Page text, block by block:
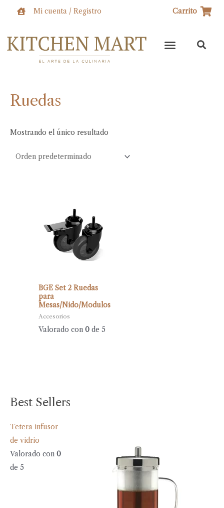
Mi cuenta / Registro Carrito
Ruedas
Mostrando el único resultado
BGE Set 2 Ruedas
para
Mesas/Nido/Modulos
Accesorios
Valorado con0 de 5
Best Sellers
Tetera infusor
de vidrio
Valorado con 0
de 5